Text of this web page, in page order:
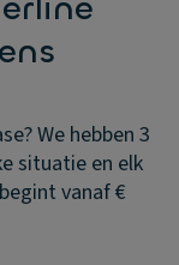
We hebben 3
situatie en elk
vanaf €